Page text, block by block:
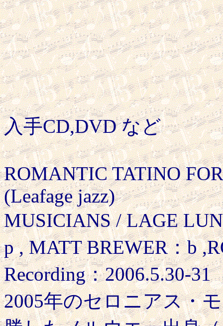
入手CD,DVD など
ROMANTIC TATINO
(Leafage jazz)
MUSICIANS / LAGE
p , MATT BREWER：b
Recording：2006.5.30-31
2005年のセロニアス・